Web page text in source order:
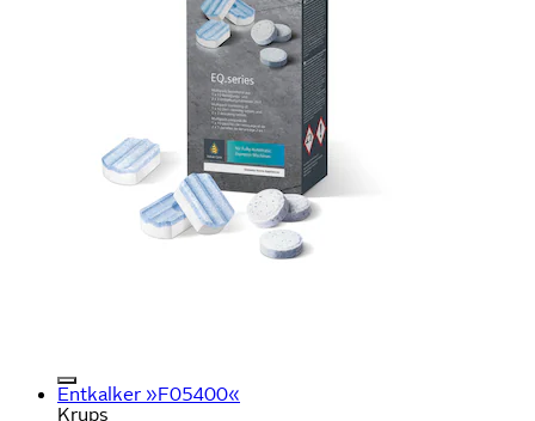
Entkalker »F05400«
Krups